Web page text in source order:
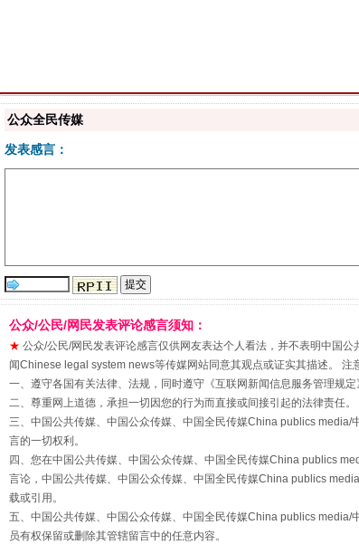
“刷贴”乱象丛生
揭批美国五大"原罪"
公众全民传媒
发表感言：
公众/公民/网民发表评论感言须知：
★ 公众/公民/网民发表评论感言仅供网友表达个人看法，并不表明中国
闻Chinese legal system news等传媒网站同意其观点或证实其描述。 注
一、遵守各国有关法律、法规，同时遵守《互联网新闻信息服务管理规定
二、尊重网上道德，承担一切因您的行为而直接或间接引起的法律责任。
三、中国公共传媒、中国公众传媒、中国全民传媒China publics
言的一切权利。
四、您在中国公共传媒、中国公众传媒、中国全民传媒China publics
言论，中国公共传媒、中国公众传媒、中国全民传媒China publics
载或引用。
五、中国公共传媒、中国公众传媒、中国全民传媒China publics
员有权保留或删除其管辖留言中的任意内容。